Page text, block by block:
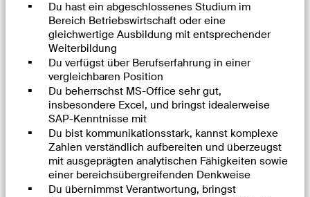
Du hast ein abgeschlossenes Studium im
Bereich Betriebswirtschaft oder eine
gleichwertige Ausbildung mit entsprechender
Weiterbildung
Du verfügst über Berufserfahrung in einer
vergleichbaren Position
Du beherrschst MS-Office sehr gut,
insbesondere Excel, und bringst idealerweise
SAP-Kenntnisse mit
Du bist kommunikationsstark, kannst komplexe
Zahlen verständlich aufbereiten und überzeugst
mit ausgeprägten analytischen Fähigkeiten sowie
einer bereichsübergreifenden Denkweise
Du übernimmst Verantwortung, bringst